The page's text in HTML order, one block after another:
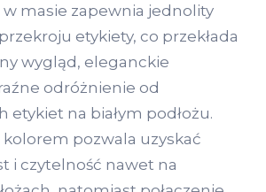
w masie zapewnia jednolity
etykiety, co przekłada
wygląd, eleganckie
odróżnienie od
etykiet na białym podłożu.
kolorem pozwala uzyskać
i czytelność nawet na